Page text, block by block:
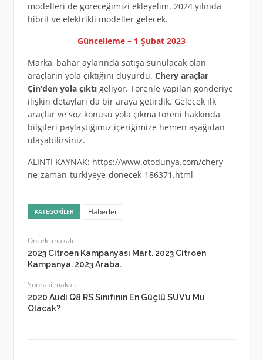
modelleri de göreceğimizi ekleyelim. 2024 yılında
hibrit ve elektrikli modeller gelecek.
Güncelleme – 1 Şubat 2023
Marka, bahar aylarında satışa sunulacak olan
araçların yola çıktığını duyurdu. Chery araçlar
Çin’den yola çıktıgeliyor. Törenle yapılan gönderiye
ilişkin detayları da bir araya getirdik. Gelecek ilk
araçlar ve söz konusu yola çıkma töreni hakkında
bilgileri paylaştığımız içeriğimize hemen aşağıdan
ulaşabilirsiniz.
ALINTI KAYNAK: https://www.otodunya.com/chery-
ne-zaman-turkiyeye-donecek-186371.html
KATEGORILER Haberler
Önceki makale
2023 Citroen Kampanyası Mart. 2023 Citroen
Kampanya. 2023 Araba.
Sonraki makale
2020 Audi Q8 RS Sınıfının En Güçlü SUV’u Mu
Olacak?